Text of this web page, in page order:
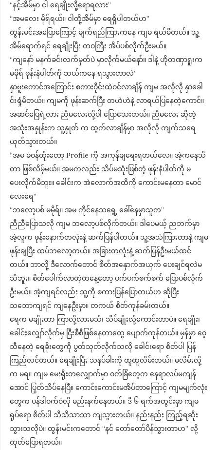
“နင့်အိမ်မှာ ငါ ရေချိုးလို့ရောရလား”
“အမလေး မိုရ်ရယ်။ ငါတို့အိမ်မှာ ရေရှိပါတယ်ဟ”
ထွန်းမင်းအပြောကြောင့် မျက်ရည်ကြားကနေ ကျမ ရယ်မိတယ်။ သူ့
အိမ်ရောက်ရင် ရေချိုးပြီး တဝကြီး အိပ်ပစ်လိုက်ဦးမယ်။
“ကျနော် မနက်ခင်းလက်မှတ်ပဲ မှာလိုက်မယ်နော်။ ဒါနဲ့ ဟိုတဏှာရူးက
မမိုရ် ဖုန်းနံပါတ်ကို ဘယ်ကနေ ရသွားတာလဲ”
နှာဗူးကောင်အကြောင်း စကားဝိုင်းထဲဝင်လာချိန် ကျမ အလိုလို နှာခေါ
င်းရှုံမိတယ်။ ကျမကို ဖုန်းဆက်ပြီး တဟဲဟဲနဲ့ လာရယ်ပြနေတဲ့ကောင်။
အဆင်ပြေရဲ့လား ညီမလေးလို့ပါ ပြောသေးတယ်။ ညီမလေး ဆိုတဲ့
အသုံးအနှုန်းက သူ့နှုတ် က ထွက်လာချိန်မှာ အလိုလို ကျက်သရေ
ယုတ်သွားတယ်။
“အမ ခံဝန်ထိုးတော့ Profile ကို အကုန်ချရေးရတယ်လေ။ အဲ့ကနေသိ
တာ ဖြစ်လိမ့်မယ်။ အမကလည်း သိပ်မသုံးဖြစ်တဲ့ ဖုန်းနံပါတ်ကို မ
ပေးလိုက်မိဘူး။ ခေါင်းက အဲလောက်အထိကို ကောင်းမနေတာ မောင်
လေးရေ”
“ဘလော့ပစ် မမိုရ်။ အမ ကိုင်နေသရွေ့ ခေါ်နေမှာသူက”
ညီညီပြောသလို ကျမ ဘလော့ပစ်လိုက်တယ်။ ဒါပေမယ့် ညဘက်မှာ
အဲ့လူက ဖုန်းနောက်တလုံးနဲ့ ဆက်ပြန်ပါတယ်။ သူ့အသံကြားတာနဲ့ ကျမ
ဖုန်းချပြီး ထပ်ဘလော့တယ်။ အခြားတလုံးနဲ့ ဆက်ပြန်ဦးမယ်ထင်
တယ်။ ဘာလို့ ဒီလောက်တောင် စိတ်အနှောက်အယှက် ပေးချင်ရလဲမ
သိဘူး။ စိတ်ပေါက်လာတဲ့တနေ့တော့ ပက်ပက်စက်စက် ပြောပစ်လိုက်
ဦးမယ်။ အဲ့ကျရင်လည်း သူ့ကို စကားပြန်ပြောတယ်ဟ ဆိုပြီး
သဘောကျရင် ကျနေဦးမှာ။ တကယ် စိတ်ကုန်ခမ်းတယ်။
ရေက မချိုးတာ ကြာလို့လားမသိ၊ သိပ်ချိုးလို့ကောင်းတာပဲ။ ရေချိုး၊
ခေါင်းလျှော်လိုက်မှ ငြီးစီစီဖြစ်နေတာတွေ ပျောက်ကုန်တယ်။ မှန်မှာ ဝေ့
သီနေတဲ့ ရေခိုးတွေကို ပွတ်သုတ်လိုက်သလို ခေါင်းရော စိတ်ပါ ပြန်
ကြည်လင်တယ်။ ရေချိုးပြီး သနပ်ခါးကို ထူထူလိမ်းတယ်။ မလိမ်းလို့
က မရ။ ကျမ မေးရိုးတလျှောက်မှာ ဝက်ခြံတွေက နေရာလပ်မကျန်
အောင် ပြွတ်သိပ်နေပြီ။ ကောင်းကောင်းမအိပ်တာကြောင့် ကျမမျက်လုံး
တွေက ပန်ဒါဝက်ဝံလို မည်းနက်နေတယ်။ ဒီ ၆ ရက်အတွင်းမှာ ကျမ
ရုပ်ရော စိတ်ပါ သိသိသာသာ ကျသွားတယ်။ နည်းနည်း ကြည့်ရဆိုး
သွားသလိုပဲ။ ထွန်းမင်းကတောင် “နင် တော်တော်ပိန်သွားတာဟ” လို့
ထုတ်ပြောရတယ်။